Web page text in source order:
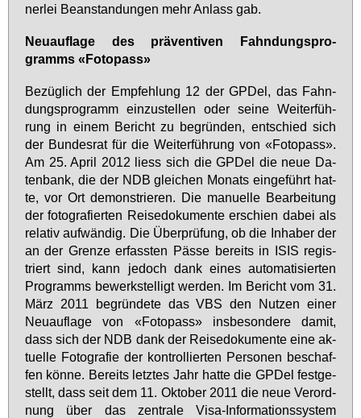
ner­lei Be­an­stan­dun­gen mehr An­lass gab.
Neu­auf­la­ge des prä­ven­ti­ven Fahn­dungs­pro­
gramms «Fo­to­pass»
Be­züg­lich der Emp­feh­lung 12 der GPDel, das Fahn­
dungs­pro­gramm ein­zu­stel­len oder sei­ne Wei­ter­füh­
rung in ei­nem Be­richt zu be­grün­den, ent­schied sich
der Bun­des­rat für die Wei­ter­füh­rung von «Fo­to­pass».
Am 25. April 2012 liess sich die GPDel die neue Da­
ten­bank, die der NDB glei­chen Mo­nats ein­ge­führt hat­
te, vor Ort de­mons­trie­ren. Die ma­nu­el­le Be­ar­bei­tung
der fo­to­gra­fier­ten Rei­se­do­ku­men­te er­schien da­bei als
re­la­tiv auf­wän­dig. Die Über­prü­fung, ob die In­ha­ber der
an der Gren­ze er­fass­ten Päs­se be­reits in ISIS re­gis­
triert sind, kann je­doch dank ei­nes au­to­ma­ti­sier­ten
Pro­gramms be­werk­stel­ligt wer­den. Im Be­richt vom 31.
März 2011 be­grün­de­te das VBS den Nut­zen ei­ner
Neu­auf­la­ge von «Fo­to­pass» ins­be­son­de­re da­mit,
dass sich der NDB dank der Rei­se­do­ku­men­te ei­ne ak­
tu­el­le Fo­to­gra­fie der kon­trol­lier­ten Per­so­nen be­schaf­
fen kön­ne. Be­reits letz­tes Jahr hat­te die GPDel fest­ge­
stellt, dass seit dem 11. Ok­to­ber 2011 die neue Ver­ord­
nung über das zen­tra­le Vi­sa-In­for­ma­ti­ons­sys­tem